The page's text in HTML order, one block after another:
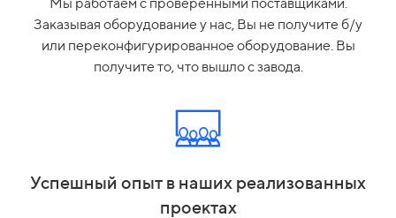
Заказывая оборудование у нас, Вы не получите б/у
или переконфигурированное оборудование. Вы
получите то, что вышло с завода.
Успешный опыт в наших реализованных
проектах